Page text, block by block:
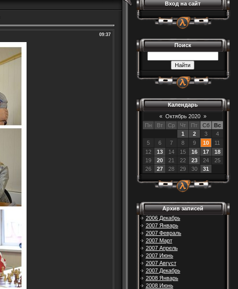
09:37
Вход на сайт
Поиск
Календарь
« Октябрь 2020 »
Пн
Вт Ср Чт Пт Сб
Вс
1
2 3
4
5
6 7 8 9 10
11
12
13 14 15 16 17
18
19
20 21 22 23 24
25
26
27 28 29 30 31
Архив записей
2006 Декабрь
2007 Январь
2007 Февраль
2007 Март
2007 Апрель
2007 Июнь
2007 Август
2007 Декабрь
2008 Январь
2008 Июнь